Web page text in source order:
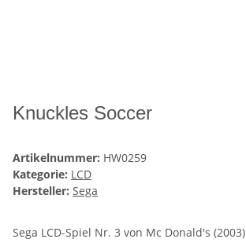
Knuckles Soccer
Artikelnummer: HW0259
Kategorie: LCD
Hersteller: Sega
Sega LCD-Spiel Nr. 3 von Mc Donald's (2003)